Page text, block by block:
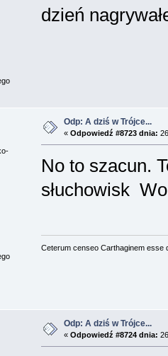
dzień
Odp: A dziś w Trójce...
« Odpowiedź #8723 dnia:
No to szacun.
słuchowisk
Ceterum censeo Carthaginem esse
Odp: A dziś w Trójce...
« Odpowiedź #8724 dnia: